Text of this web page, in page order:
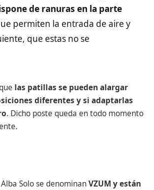
de ranuras en la parte
permiten la entrada de aire y
que estas no se
las patillas se pueden alargar
diferentes y si adaptarlas
. Dicho poste queda en todo momento
Solo se denominanVZUM y están